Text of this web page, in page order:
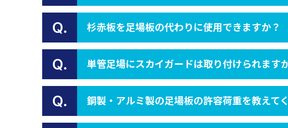
Q. 杉赤板を足場板の代わりに使用できますか？
Q. 単管足場にスカイガードは取り付けられます
Q. 鋼製・アルミ製の足場板の許容荷重を教えてく